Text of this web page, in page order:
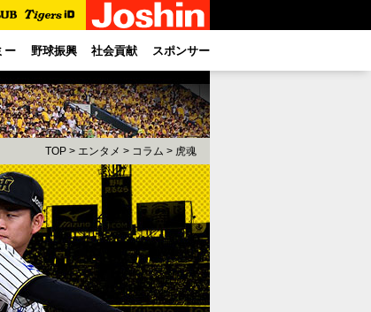
ー 野球振興 社会貢献 スポンサー
TOP > エンタメ > コラム > 虎魂